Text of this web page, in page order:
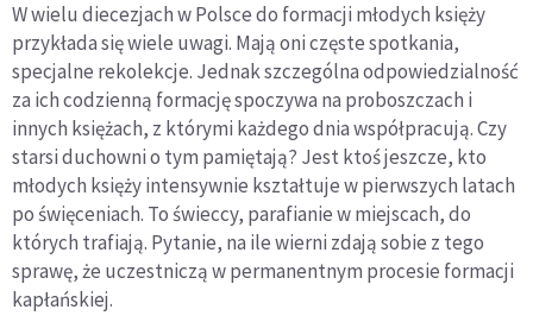
W wielu diecezjach w Polsce do formacji młodych księży
przykłada się wiele uwagi. Mają oni częste spotkania,
specjalne rekolekcje. Jednak szczególna odpowiedzialność
za ich codzienną formację spoczywa na proboszczach i
innych księżach, z którymi każdego dnia współpracują. Czy
starsi duchowni o tym pamiętają? Jest ktoś jeszcze, kto
młodych księży intensywnie kształtuje w pierwszych latach
po święceniach. To świeccy, parafianie w miejscach, do
których trafiają. Pytanie, na ile wierni zdają sobie z tego
sprawę, że uczestniczą w permanentnym procesie formacji
kapłańskiej.